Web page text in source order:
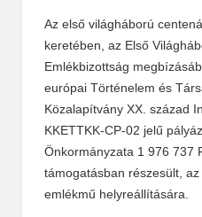
Az első világháború
keretében, az Első
Emlékbizottság
európai Történelem és
Közalapítvány XX. század
KKETTKK-CP-02 jelű
Önkormányzata 1 976 737
támogatásban részesült,
emlékmű helyreállítására.